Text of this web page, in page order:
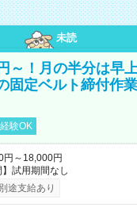
未読
～！月の半分は早
固定ベルト締付作
験OK
円～18,000円
】試用期間なし
途支給あり